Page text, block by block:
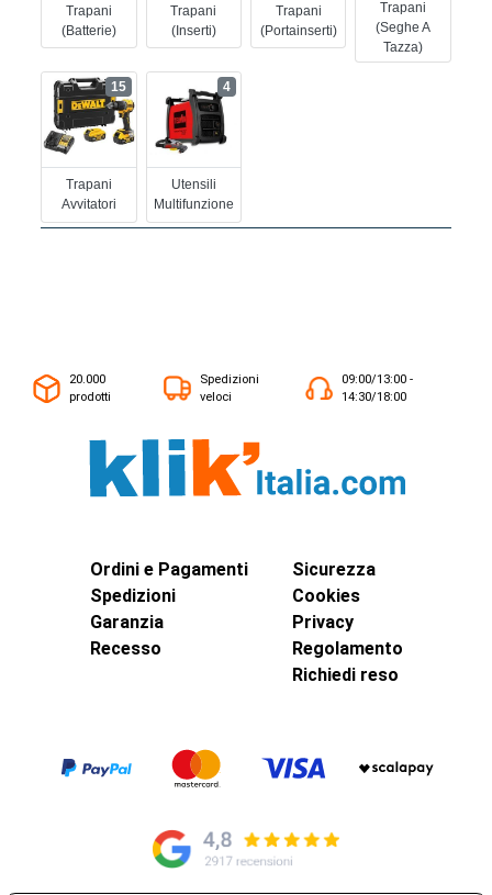
Trapani
(batterie)
Trapani
(inserti)
Trapani
(portainserti)
Trapani
(seghe A
Tazza)
Trapani
Avvitatori
15
Utensili
Multifunzione
4
20.000
prodotti
Spedizioni
veloci
09:00/13:00 -
14:30/18:00
Ordini e Pagamenti
Spedizioni
Garanzia
Recesso
Sicurezza
Cookies
Privacy
Regolamento
Richiedi reso